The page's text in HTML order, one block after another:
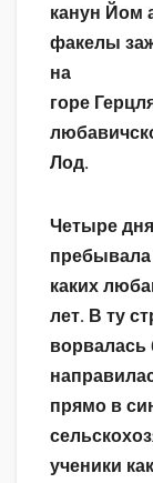
канун Йом
факелы
на
горе
Лод.
Четыре
пребывала
каких
лет. В ту
ворвалась
прямо в
ученики